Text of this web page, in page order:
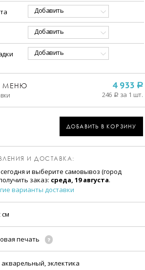
Добавить
Добавить
Добавить
МЕНЮ
4 933 a
246 a за 1 шт.
ДОБАВИТЬ В КОРЗИНУ
И ДОСТАВКА:
и выберите самовывоз (город
заказ: среда, 19 августа.
варианты доставки
см
печать
акварельный, эклектика